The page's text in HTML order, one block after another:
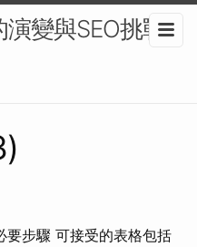
變與SEO挑戰-
要步驟 可接受的表格包括